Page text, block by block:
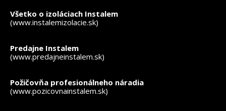
Všetko o izoláciach Instalem
(www.instalemizolacie.sk)
Predajne Instalem
(www.predajneinstalem.sk)
Požičovňa profesionálneho náradia
(www.pozicovnainstalem.sk)